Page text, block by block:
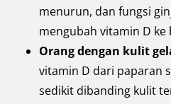
menurun, dan fungsi
mengubah vitamin D ke
Orang dengan kulit
vitamin D dari paparan
sedikit dibanding kulit